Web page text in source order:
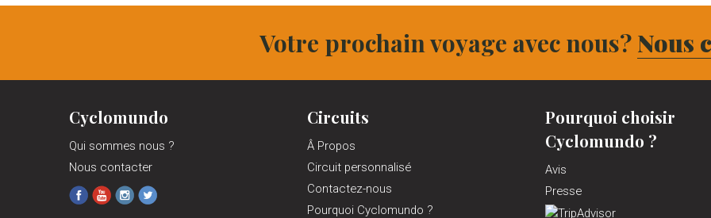
Votre prochain voyage avec nous? Nous
Cyclomundo
Qui sommes nous ?
Nous contacter
Circuits
Â Propos
Circuit personnalisé
Contactez-nous
Pourquoi Cyclomundo ?
Pourquoi choisir
Cyclomundo ?
Avis
Presse